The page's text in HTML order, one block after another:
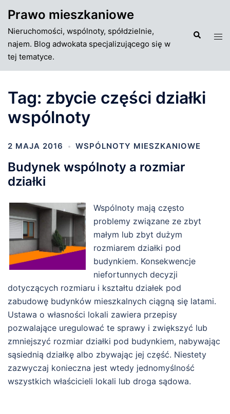
do
treści
Prawo mieszkaniowe
Nieruchomości, wspólnoty, spółdzielnie,
najem. Blog adwokata specjalizującego się w
tej tematyce.
Szukaj
Tag: zbycie części działki
wspólnoty
2 MAJA 2016 WSPÓLNOTY MIESZKANIOWE
Budynek wspólnoty a rozmiar
działki
Wspólnoty mają często
problemy związane ze zbyt
małym lub zbyt dużym
rozmiarem działki pod
budynkiem. Konsekwencje
niefortunnych decyzji
dotyczących rozmiaru i kształtu działek pod
zabudowę budynków mieszkalnych ciągną się latami.
Ustawa o własności lokali zawiera przepisy
pozwalające uregulować te sprawy i zwiększyć lub
zmniejszyć rozmiar działki pod budynkiem, nabywając
sąsiednią działkę albo zbywając jej część. Niestety
zazwyczaj konieczna jest wtedy jednomyślność
wszystkich właścicieli lokali lub droga sądowa.